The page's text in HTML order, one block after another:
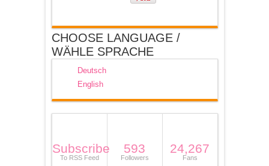
CHOOSE LANGUAGE /
WÄHLE SPRACHE
Deutsch
English
Subscribe
To RSS Feed
593
Followers
24,267
Fans